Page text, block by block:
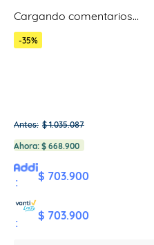
Cargando comentarios…
-35%
Antes: $ 1.035.087
Ahora: $ 668.900
: $ 703.900
:
$ 703.900